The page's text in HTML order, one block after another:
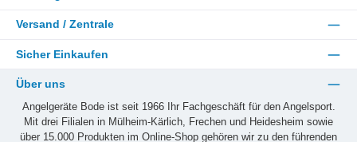
Versand / Zentrale
Sicher Einkaufen
Über uns
Angelgeräte Bode ist seit 1966 Ihr Fachgeschäft für den Angelsport.
Mit drei Filialen in Mülheim-Kärlich, Frechen und Heidesheim sowie
über 15.000 Produkten im Online-Shop gehören wir zu den führenden